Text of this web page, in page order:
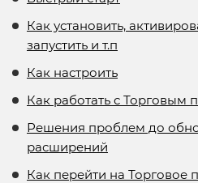
Как установить,
запустить и т.п
Как настроить
Как работать с Торговым
Решения проблем до
расширений
Как перейти на Торговое